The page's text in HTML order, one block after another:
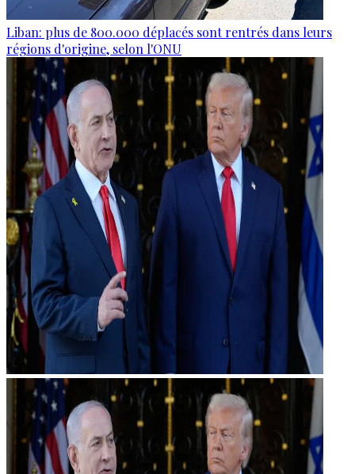
Liban: plus de 800.000 déplacés sont rentrés dans leurs
régions d'origine, selon l'ONU